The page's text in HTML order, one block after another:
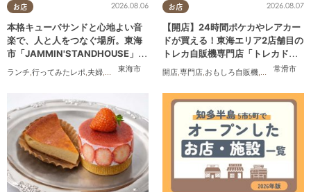
お店
東海市
2026.08.06
本格キューバサンドと心地よい音
楽で、人と人をつなぐ場所。東海
市「JAMMIN'STANDHOUSE」に
行ってみた
ランチ,行ってみたレポ,夫婦,おひとりさま 友人
お店
常滑市
2026.08.07
【開店】24時間ポケカやレアカー
ドが買える！東海エリア2店舗目の
トレカ自販機専門店「トレカドリ
ーム」が常滑市に8/7(金)オープン
開店,専門店,おもしろ自販機,カップル,おひ